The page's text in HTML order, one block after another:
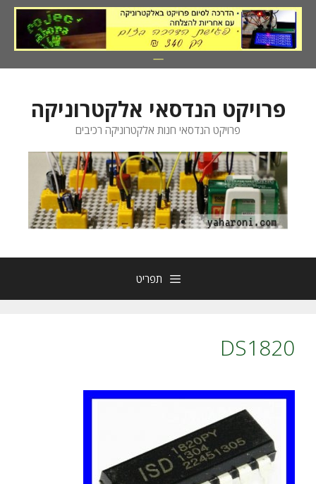
לדלג
לתוכן
פרויקט הנדסאי אלקטרוניקה
פרויקט הנדסאי חנות אלקטרוניקה רכיבים
תפריט
DS1820